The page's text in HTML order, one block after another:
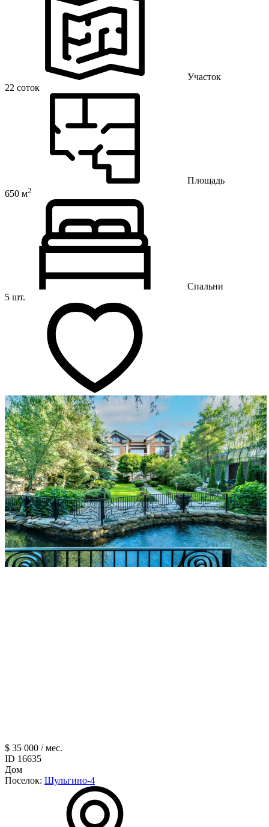
Участок
22 соток
Площадь
650 м2
Спальни
5 шт.
$ 35 000 / мес.
ID 16635
Дом
Поселок: Шульгино-4